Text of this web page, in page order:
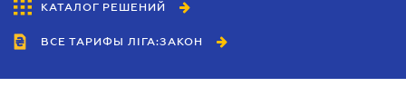
КАТАЛОГ РЕШЕНИЙ
ВСЕ ТАРИФЫ ЛІГА:ЗАКОН